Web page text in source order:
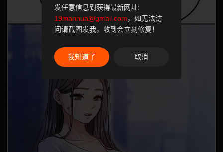
发任意信息到获得最新网址:
19manhua@gmail.com，如无法访
问请截图发我，收到会立刻修复！
我知道了 取消